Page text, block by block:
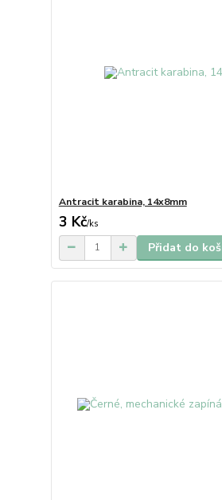
Antracit karabina, 14x8mm
3 Kč/ks
Přidat do